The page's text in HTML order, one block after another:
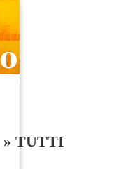
» TUTTI